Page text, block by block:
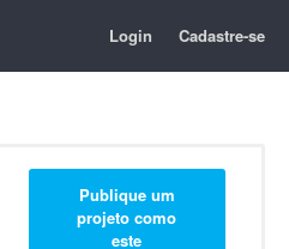
Login Cadastre-se
Publique um
projeto como
este